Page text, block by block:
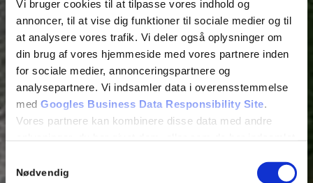
Vi bruger cookies til at tilpasse vores indhold og
annoncer, til at vise dig funktioner til sociale medier og til
at analysere vores trafik. Vi deler også oplysninger om
din brug af vores hjemmeside med vores partnere inden
for sociale medier, annonceringspartnere og
analysepartnere. Vi indsamler data i overensstemmelse
med Googles Business Data Responsibility Site.
Vores partnere kan kombinere disse data med andre
Nødvendig